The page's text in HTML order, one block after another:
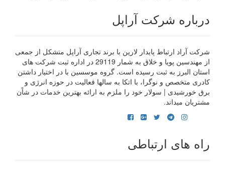
درباره شرکت آراپل
شرکت آراد ارتباط پایدار لارین با برند تجاری آراپل متشکل از جمعی
از مهندسین پویا و خلاق به شمار 29119 در اداره ثبت شرکت های
استان البرز به ثبت رسیده است. گروه موسسین با در اختیار داشتن
کادری متخصص و نوگرا، با اتکا به سالها فعالیت در حوزه انرژی و
برق خورشیدی | سولار خود را ملزم به ارائه بهترین خدمات در شاًن
مشتریان میداند.
راه های ارتباطی